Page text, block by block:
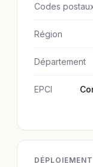
Codes
Région
Département
EPCI